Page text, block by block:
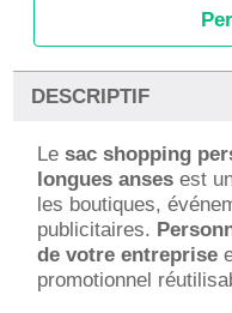
DESCRIPTIF
Lesac shopping
longues anses est
les boutiques,
publicitaires.
de votre entreprise
promotionnel